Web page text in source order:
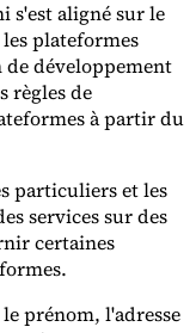
s'est aligné sur le
plateformes
développement
règles de
à partir du
particuliers et les
services sur des
certaines
prénom, l'adresse